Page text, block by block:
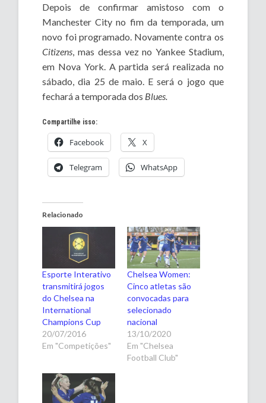
Depois de confirmar amistoso com o
Manchester City no fim da temporada, um
novo foi programado. Novamente contra os
Citizens, mas dessa vez no Yankee Stadium,
em Nova York. A partida será realizada no
sábado, dia 25 de maio. E será o jogo que
fechará a temporada dos Blues.
Compartilhe isso:
Facebook X
Telegram WhatsApp
Relacionado
Esporte Interativo
transmitirá jogos
do Chelsea na
International
Champions Cup
20/07/2016
Em "Competições"
Chelsea Women:
Cinco atletas são
convocadas para
selecionado
nacional
13/10/2020
Em "Chelsea
Football Club"